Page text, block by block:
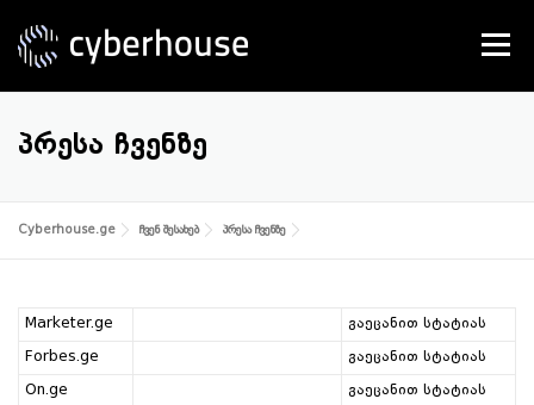
content
Menu
SERVICES ABOUT US
ᲞᲠᲔᲡᲐ ᲩᲕᲔᲜᲖᲔ
Cyberhouse.ge ჩვენ შესახებ პრესა ჩვენზე
Marketer.ge გაეცანით სტატიას
Forbes.ge გაეცანით სტატიას
On.ge გაეცანით სტატიას